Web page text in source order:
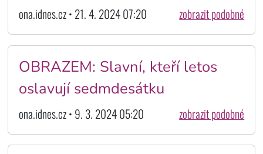
ona.idnes.cz • 21. 4. 2024 07:20 zobrazit podobné
OBRAZEM: Slavní, kteří letos
oslavují sedmdesátku
ona.idnes.cz • 9. 3. 2024 05:20 zobrazit podobné